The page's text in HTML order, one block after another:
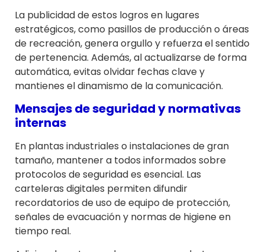
La publicidad de estos logros en lugares
estratégicos, como pasillos de producción o áreas
de recreación, genera orgullo y refuerza el sentido
de pertenencia. Además, al actualizarse de forma
automática, evitas olvidar fechas clave y
mantienes el dinamismo de la comunicación.
Mensajes de seguridad y normativas
internas
En plantas industriales o instalaciones de gran
tamaño, mantener a todos informados sobre
protocolos de seguridad es esencial. Las
carteleras digitales permiten difundir
recordatorios de uso de equipo de protección,
señales de evacuación y normas de higiene en
tiempo real.